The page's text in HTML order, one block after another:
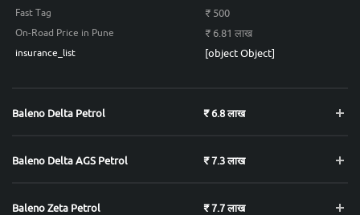
Fast Tag ₹ 500
On-Road Price in Pune ₹ 6.81 लाख
insurance_list [object Object]
Baleno Delta Petrol ₹ 6.8 लाख
Baleno Delta AGS Petrol ₹ 7.3 लाख
Baleno Zeta Petrol ₹ 7.7 लाख